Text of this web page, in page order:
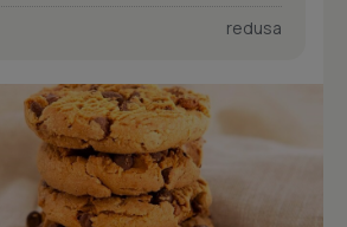
redusa